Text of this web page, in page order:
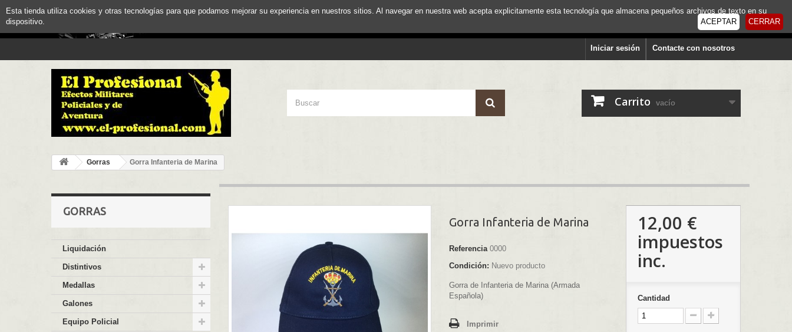
Contacte con nosotros
Iniciar sesión
Carrito vacío
Esta tienda utiliza cookies y otras tecnologías para que podamos mejorar su experiencia en nuestros sitios. Al navegar en nuestra web acepta explicitamente esta tecnología que almacena pequeños archivos de texto en su
dispositivo.
CERRAR
ACEPTAR
Gorras Gorra Infanteria de Marina
GORRAS
Liquidación
Distintivos
Medallas
Galones
Equipo Policial
Gorra Infanteria de Marina
Referencia 0000
Condición: Nuevo producto
Gorra de Infanteria de Marina (Armada
Española)
Imprimir
12,00 €
impuestos
inc.
Cantidad